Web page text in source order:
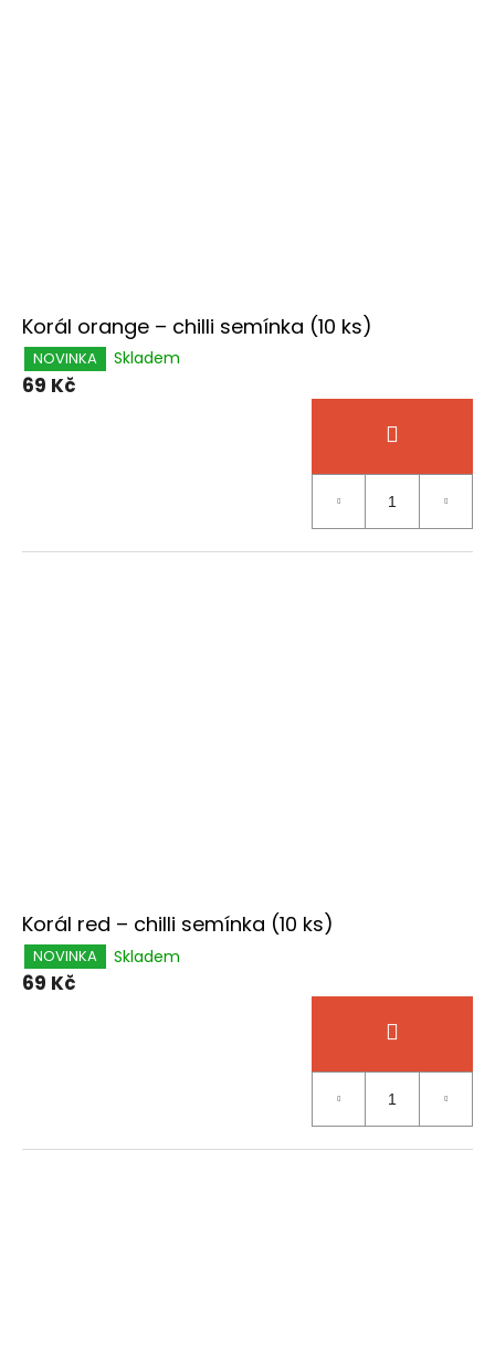
Korál orange – chilli semínka (10 ks)
NOVINKA Skladem
69 Kč
Korál red – chilli semínka (10 ks)
NOVINKA Skladem
69 Kč